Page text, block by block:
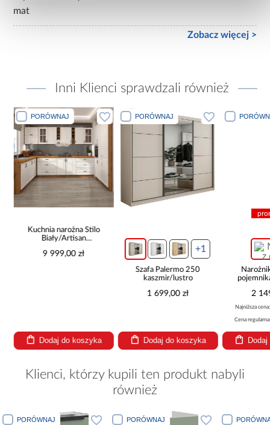
mat
Zobacz więcej >
Inni Klienci sprawdzali również
PORÓWNAJ
Kuchnia narożna Stilo
Biały/Artisan
9 999,00 zł
Dodaj do koszyka
PORÓWNAJ
+1
Szafa Palermo 250
kaszmir/lustro
1 699,00 zł
Dodaj do koszyka
2
Najniższa
Cena
Klienci, którzy kupili ten produkt nabyli
również
PORÓWNAJ PORÓWNAJ